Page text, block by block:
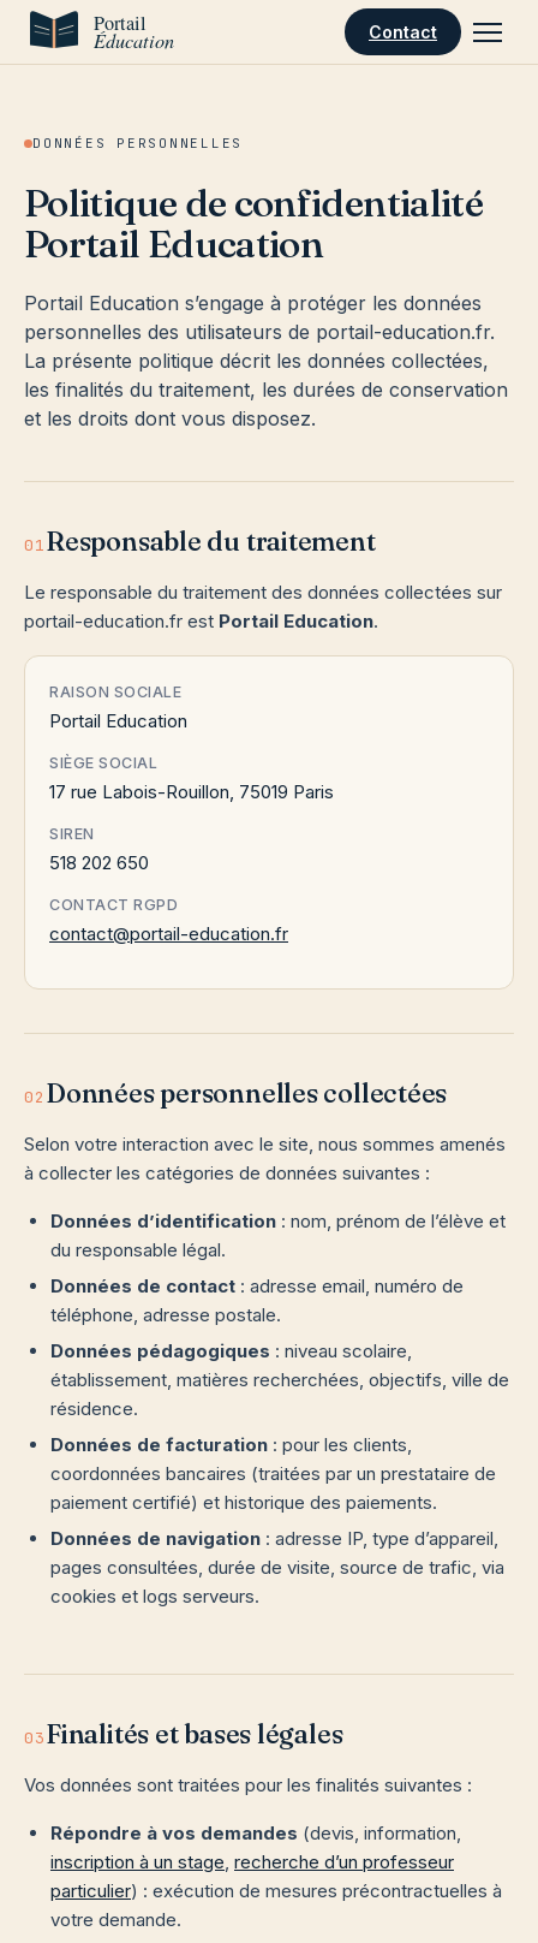
Aller au contenu
Contact
DONNÉES PERSONNELLES
Politique de confidentialité
Portail Education
Portail Education s’engage à protéger les données
personnelles des utilisateurs de portail-education.fr.
La présente politique décrit les données collectées,
les finalités du traitement, les durées de conservation
et les droits dont vous disposez.
01Responsable du traitement
Le responsable du traitement des données collectées sur
portail-education.fr est Portail Education.
RAISON SOCIALE
Portail Education
SIÈGE SOCIAL
17 rue Labois-Rouillon, 75019 Paris
SIREN
518 202 650
CONTACT RGPD
contact@portail-education.fr
02 Données personnelles collectées
Selon votre interaction avec le site, nous sommes amenés
à collecter les catégories de données suivantes :
Données d’identification : nom, prénom de l’élève et
du responsable légal.
Données de contact : adresse email, numéro de
téléphone, adresse postale.
Données pédagogiques : niveau scolaire,
établissement, matières recherchées, objectifs, ville de
résidence.
Données de facturation : pour les clients,
coordonnées bancaires (traitées par un prestataire de
paiement certifié) et historique des paiements.
Données de navigation : adresse IP, type d’appareil,
pages consultées, durée de visite, source de trafic, via
cookies et logs serveurs.
03Finalités et bases légales
Vos données sont traitées pour les finalités suivantes :
Répondre à vos demandes (devis, information,
inscription à un stage, recherche d’un professeur
particulier) : exécution de mesures précontractuelles à
votre demande.